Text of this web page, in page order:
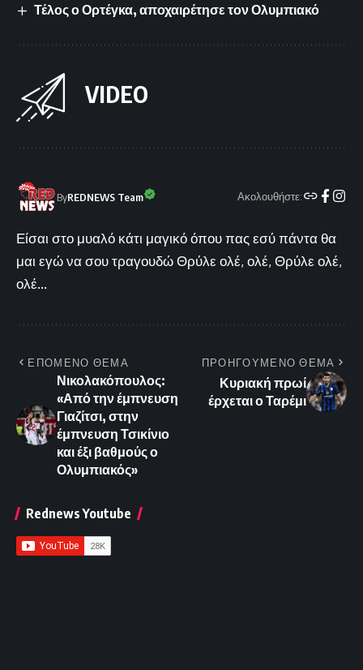
Τέλος ο Ορτέγκα, αποχαιρέτησε τον Ολυμπιακό
VIDEO
ByREDNEWS Team Ακολουθήστε:
Είσαι στο μυαλό κάτι μαγικό όπου πας εσύ πάντα θα
μαι εγώ να σου τραγουδώ Θρύλε ολέ, ολέ, Θρύλε ολέ,
ολέ...
ΕΠΟΜΕΝΟ ΘΕΜΑ
Νικολακόπουλος:
«Από την έμπνευση
Γιαζίτσι, στην
έμπνευση Τσικίνιο
και έξι βαθμούς ο
Ολυμπιακός»
ΠΡΟΗΓΟΥΜΕΝΟ ΘΕΜΑ
Κυριακή πρωί
έρχεται ο Ταρέμι
Rednews Youtube